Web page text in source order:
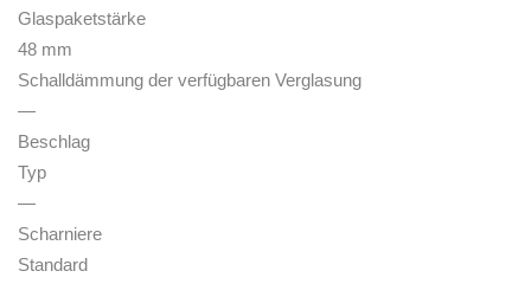
Glaspaketstärke
48 mm
Schalldämmung der verfügbaren Verglasung
—
Beschlag
Typ
—
Scharniere
Standard